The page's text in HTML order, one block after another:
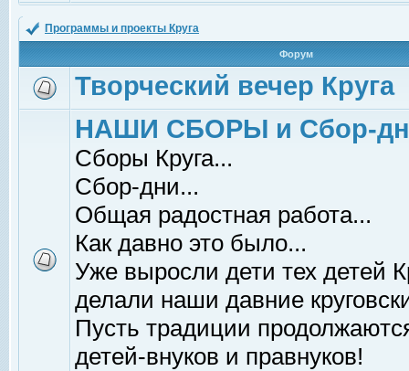
Программы и проекты Круга
Форум
Творческий вечер Круга
НАШИ СБОРЫ и Сбор-
Сборы Круга...
Сбор-дни...
Общая радостная работа...
Как давно это было...
Уже выросли дети тех детей
делали наши давние
Пусть традиции
детей-внуков и правнуков!